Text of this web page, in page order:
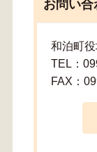
お問い合
和泊町
TEL：
FAX：